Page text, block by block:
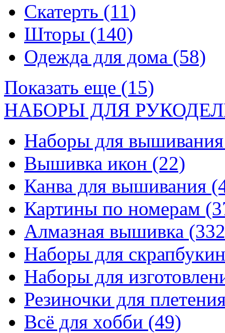
Скатерть (11)
Шторы (140)
Одежда для дома (58)
Показать еще (15)
НАБОРЫ ДЛЯ
Наборы для
Вышивка икон (22)
Канва для вышивания
Картины по номерам
Алмазная вышивка
Наборы для
Наборы для
Резиночки для
Всё для хобби (49)